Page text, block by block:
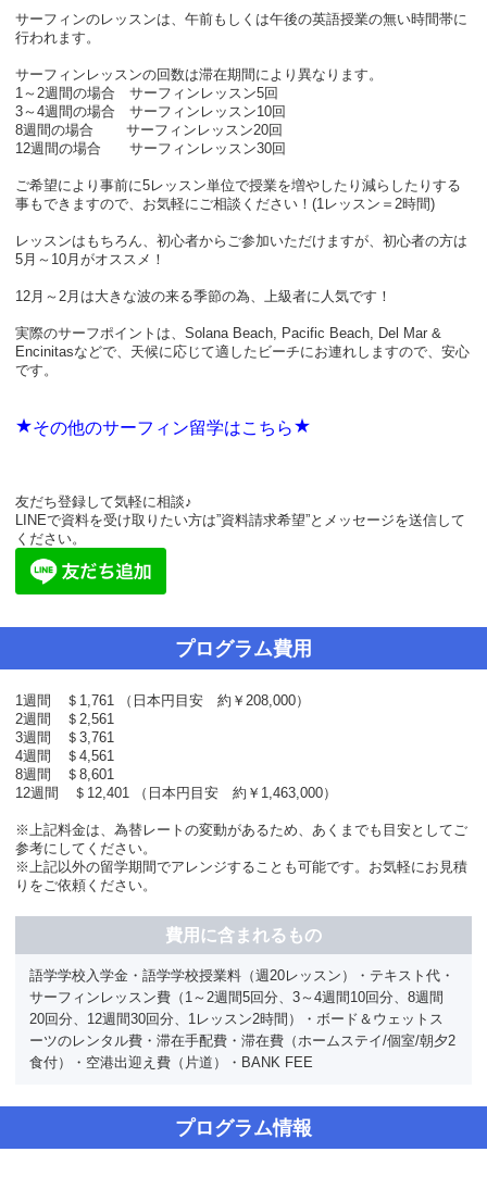
サーフィンのレッスンは、午前もしくは午後の英語授業の無い時間帯に
行われます。
サーフィンレッスンの回数は滞在期間により異なります。
1～2週間の場合 サーフィンレッスン5回
3～4週間の場合 サーフィンレッスン10回
8週間の場合 サーフィンレッスン20回
12週間の場合 サーフィンレッスン30回
ご希望により事前に5レッスン単位で授業を増やしたり減らしたりする
事もできますので、お気軽にご相談ください！(1レッスン＝2時間)
レッスンはもちろん、初心者からご参加いただけますが、初心者の方は
5月～10月がオススメ！
12月～2月は大きな波の来る季節の為、上級者に人気です！
実際のサーフポイントは、Solana Beach, Pacific Beach, Del Mar &
Encinitasなどで、天候に応じて適したビーチにお連れしますので、安心
です。
★その他のサーフィン留学はこちら★
友だち登録して気軽に相談♪
LINEで資料を受け取りたい方は”資料請求希望”とメッセージを送信して
ください。
プログラム費用
1週間 ＄1,761 （日本円目安 約￥208,000）
2週間 ＄2,561
3週間 ＄3,761
4週間 ＄4,561
8週間 ＄8,601
12週間 ＄12,401 （日本円目安 約￥1,463,000）
※上記料金は、為替レートの変動があるため、あくまでも目安としてご
参考にしてください。
※上記以外の留学期間でアレンジすることも可能です。お気軽にお見積
りをご依頼ください。
費用に含まれるもの
語学学校入学金・語学学校授業料（週20レッスン）・テキスト代・
サーフィンレッスン費（1～2週間5回分、3～4週間10回分、8週間
20回分、12週間30回分、1レッスン2時間）・ボード＆ウェットス
ーツのレンタル費・滞在手配費・滞在費（ホームステイ/個室/朝夕2
食付）・空港出迎え費（片道）・BANK FEE
プログラム情報